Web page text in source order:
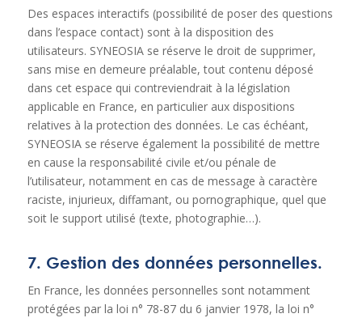
Des espaces interactifs (possibilité de poser des questions
dans l’espace contact) sont à la disposition des
utilisateurs. SYNEOSIA se réserve le droit de supprimer,
sans mise en demeure préalable, tout contenu déposé
dans cet espace qui contreviendrait à la législation
applicable en France, en particulier aux dispositions
relatives à la protection des données. Le cas échéant,
SYNEOSIA se réserve également la possibilité de mettre
en cause la responsabilité civile et/ou pénale de
l’utilisateur, notamment en cas de message à caractère
raciste, injurieux, diffamant, ou pornographique, quel que
soit le support utilisé (texte, photographie…).
7. Gestion des données personnelles.
En France, les données personnelles sont notamment
protégées par la loi n° 78-87 du 6 janvier 1978, la loi n°